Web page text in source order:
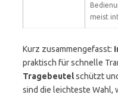
meist
Kurz zusammengefasst:
praktisch für schnelle
Tragebeutelschützt
sind die leichteste Wahl,